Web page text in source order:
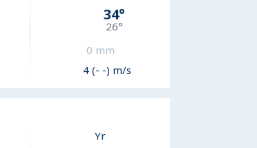
34°
26°
0 mm
4 (- -) m/s
Yr